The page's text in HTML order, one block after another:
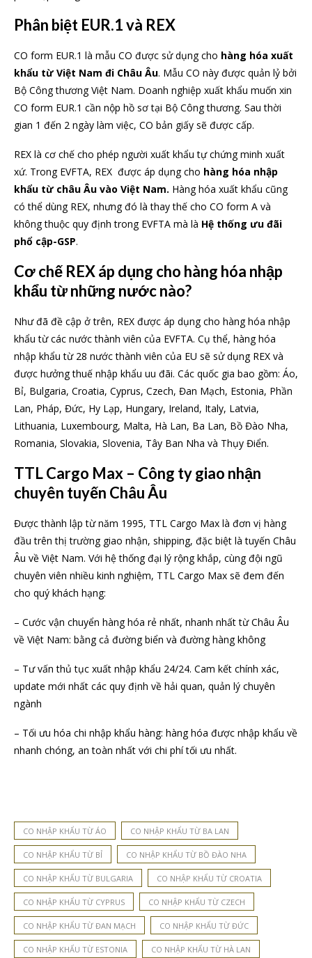
Phân biệt EUR.1 và REX
CO form EUR.1 là mẫu CO được sử dụng cho hàng hóa xuất
khẩu từ Việt Nam đi Châu Âu. Mẫu CO này được quản lỷ bởi
Bộ Công thương Việt Nam. Doanh nghiệp xuất khẩu muốn xin
CO form EUR.1 cần nộp hồ sơ tại Bộ Công thương. Sau thời
gian 1 đến 2 ngày làm việc, CO bản giấy sẽ được cấp.
REX là cơ chế cho phép người xuất khẩu tự chứng minh xuất
xứ. Trong EVFTA, REX được áp dụng cho hàng hóa nhập
khẩu từ châu Âu vào Việt Nam. Hàng hóa xuất khẩu cũng
có thể dùng REX, nhưng đó là thay thế cho CO form A và
không thuộc quy định trong EVFTA mà là Hệ thống ưu đãi
phổ cập-GSP.
Cơ chế REX áp dụng cho hàng hóa nhập
khẩu từ những nước nào?
Như đã đề cập ở trên, REX được áp dụng cho hàng hóa nhập
khẩu từ các nước thành viên của EVFTA. Cụ thể, hàng hóa
nhập khẩu từ 28 nước thành viên của EU sẽ sử dụng REX và
được hưởng thuế nhập khẩu uu đãi. Các quốc gia bao gồm: Áo,
Bỉ, Bulgaria, Croatia, Cyprus, Czech, Đan Mạch, Estonia, Phần
Lan, Pháp, Đức, Hy Lạp, Hungary, Ireland, Italy, Latvia,
Lithuania, Luxembourg, Malta, Hà Lan, Ba Lan, Bồ Đào Nha,
Romania, Slovakia, Slovenia, Tây Ban Nha và Thụy Điển.
TTL Cargo Max – Công ty giao nhận
chuyên tuyến Châu Âu
Được thành lập từ năm 1995, TTL Cargo Max là đơn vị hàng
đầu trên thị trường giao nhận, shipping, đặc biệt là tuyến Châu
Âu về Việt Nam. Với hệ thống đại lý rộng khắp, cùng đội ngũ
chuyên viên nhiều kinh nghiệm, TTL Cargo Max sẽ đem đến
cho quý khách hạng:
– Cước vận chuyển hàng hóa rẻ nhất, nhanh nhất từ Châu Âu
về Việt Nam: bằng cả đường biển và đường hàng không
– Tư vấn thủ tục xuất nhập khẩu 24/24. Cam kết chính xác,
update mới nhất các quy định về hải quan, quản lý chuyên
ngành
– Tối ưu hóa chi nhập khẩu hàng: hàng hóa được nhập khẩu về
nhanh chóng, an toàn nhất với chi phí tối ưu nhất.
CO NHẬP KHẨU TỪ ÁO CO NHẬP KHẨU TỪ BA LAN
CO NHẬP KHẨU TỪ BỈ CO NHẬP KHẨU TỪ BỒ ĐÀO NHA
CO NHẬP KHẨU TỪ BULGARIA CO NHẬP KHẨU TỪ CROATIA
CO NHẬP KHẨU TỪ CYPRUS CO NHẬP KHẨU TỪ CZECH
CO NHẬP KHẨU TỪ ĐAN MẠCH CO NHẬP KHẨU TỪ ĐỨC
CO NHẬP KHẨU TỪ ESTONIA CO NHẬP KHẨU TỪ HÀ LAN